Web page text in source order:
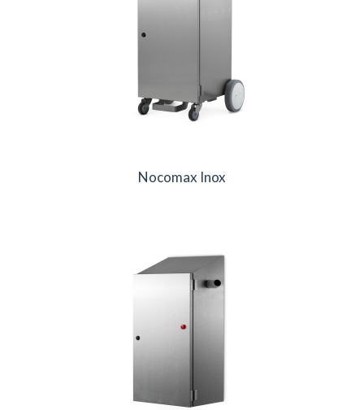
Nocomax Inox